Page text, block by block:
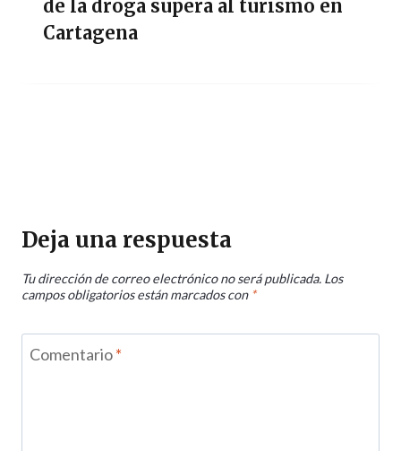
de la droga supera al turismo en
Cartagena
Deja una respuesta
Tu dirección de correo electrónico no será publicada. Los
campos obligatorios están marcados con *
Comentario*